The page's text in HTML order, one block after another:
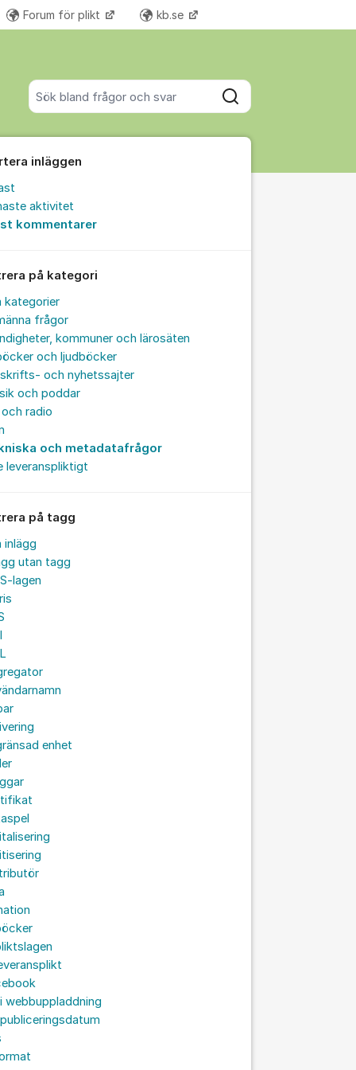
Sök bland alla inlägg
Sök
Forum för plikt kb.se Fler supportlänkar
inläggen
aktivitet
kommentarer
på kategori
kategorier
frågor
kommuner och lärosäten
och ljudböcker
och nyhetssajter
och poddar
radio
och metadatafrågor
leveranspliktigt
på tagg
inlägg
utan tagg
lagen
enhet
webbuppladdning